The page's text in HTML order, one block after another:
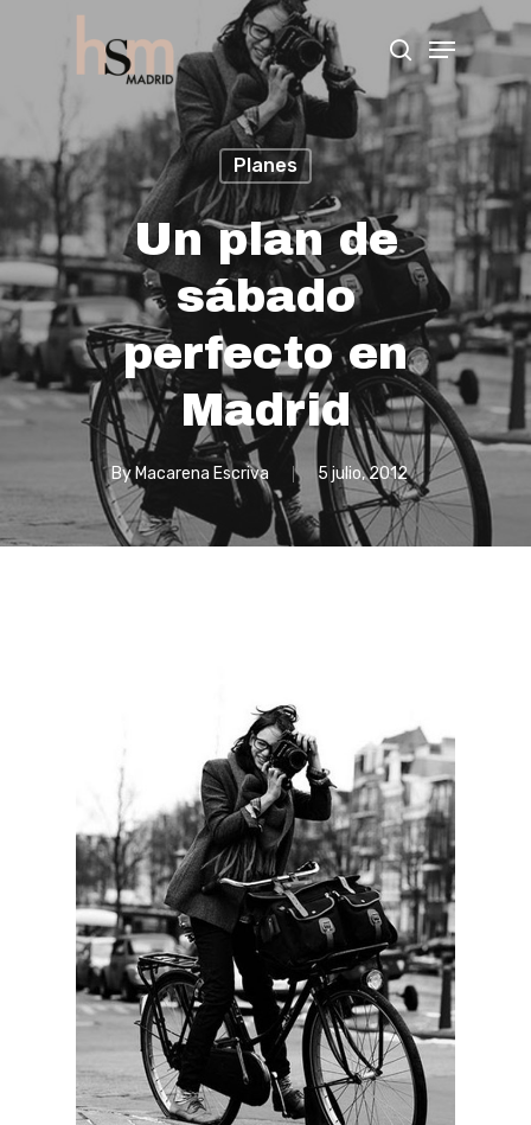
Hit enter to search or ESC to close
Planes
Un plan de
sábado
perfecto en
Madrid
ByMacarena Escriva 5 julio, 2012